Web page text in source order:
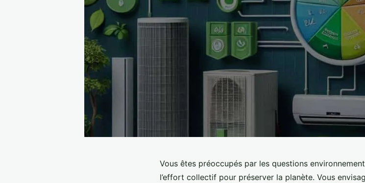
Vous êtes préoccupés par les questions
l’effort collectif pour préserver la planète. Vous